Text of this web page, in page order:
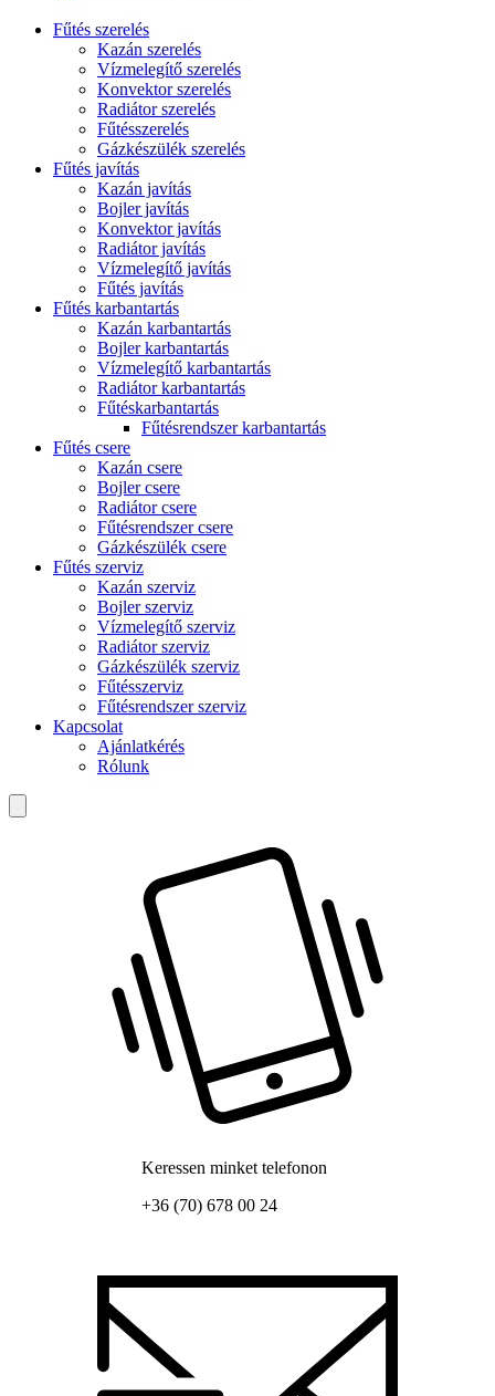
Fűtés szerelés
Kazán szerelés
Vízmelegítő szerelés
Konvektor szerelés
Radiátor szerelés
Fűtésszerelés
Gázkészülék szerelés
Fűtés javítás
Kazán javítás
Bojler javítás
Konvektor javítás
Radiátor javítás
Vízmelegítő javítás
Fűtés javítás
Fűtés karbantartás
Kazán karbantartás
Bojler karbantartás
Vízmelegítő karbantartás
Radiátor karbantartás
Fűtéskarbantartás
Fűtésrendszer karbantartás
Fűtés csere
Kazán csere
Bojler csere
Radiátor csere
Fűtésrendszer csere
Gázkészülék csere
Fűtés szerviz
Kazán szerviz
Bojler szerviz
Vízmelegítő szerviz
Radiátor szerviz
Gázkészülék szerviz
Fűtésszerviz
Fűtésrendszer szerviz
Kapcsolat
Ajánlatkérés
Rólunk
Keressen minket telefonon
+36 (70) 678 00 24